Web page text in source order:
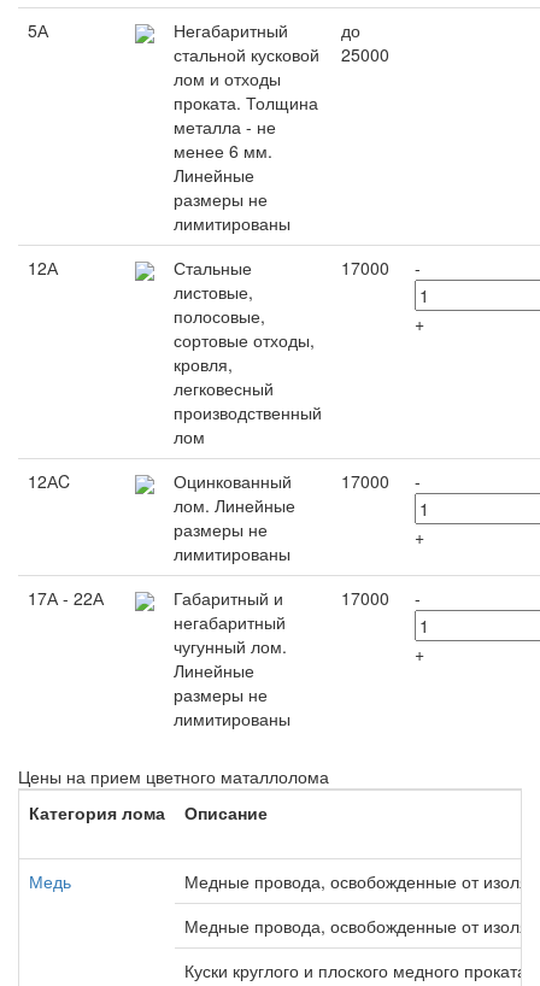
5А
Негабаритный
стальной кусковой
лом и отходы
проката. Толщина
металла - не
менее 6 мм.
Линейные
размеры не
лимитированы
до
25000
12А
Стальные
листовые,
полосовые,
сортовые отходы,
кровля,
легковесный
производственный
лом
17000 -
+
12АC
Оцинкованный
лом. Линейные
размеры не
лимитированы
17000 -
+
17А - 22А
Габаритный и
негабаритный
чугунный лом.
Линейные
размеры не
лимитированы
17000 -
+
Цены на прием цветного маталлолома
Категория лома
Описание
Медь
Медные провода, освобожденные от
Медные провода, освобожденные от
Куски круглого и плоского медного проката